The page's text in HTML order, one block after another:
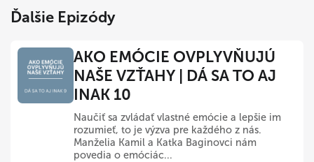
Ďalšie Epizódy
AKO EMÓCIE OVPLYVŇUJÚ
NAŠE VZŤAHY | DÁ SA TO AJ
INAK 10
Naučiť sa zvládať vlastné emócie a lepšie im
rozumieť, to je výzva pre každého z nás.
Manželia Kamil a Katka Baginovci nám
povedia o emóciác...